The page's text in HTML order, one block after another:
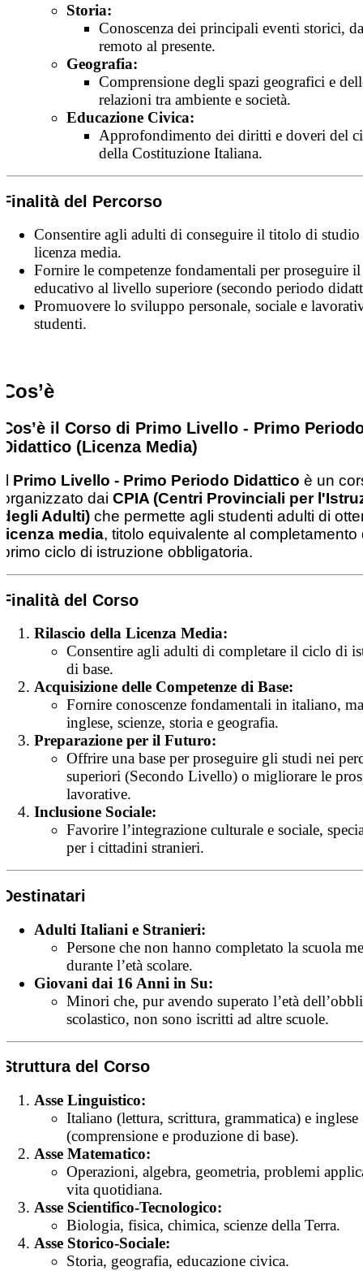
Storia:
Conoscenza dei principali eventi storici,
remoto al presente.
Geografia:
Comprensione degli spazi geografici e
relazioni tra ambiente e società.
Educazione Civica:
Approfondimento dei diritti e doveri del
della Costituzione Italiana.
Finalità del Percorso
Consentire agli adulti di conseguire il titolo di
licenza media.
Fornire le competenze fondamentali per proseguire
educativo al livello superiore (secondo periodo
Promuovere lo sviluppo personale, sociale e
studenti.
Cos’è
Cos’è il Corso di Primo Livello - Primo
Didattico (Licenza Media)
Il Primo Livello - Primo Periodo Didattico è un
organizzato dai CPIA (Centri Provinciali per
degli Adulti) che permette agli studenti adulti di
licenza media, titolo equivalente al completamento
primo ciclo di istruzione obbligatoria.
Finalità del Corso
Rilascio della Licenza Media:
Consentire agli adulti di completare il ciclo di
di base.
Acquisizione delle Competenze di Base:
Fornire conoscenze fondamentali in italiano,
inglese, scienze, storia e geografia.
Preparazione per il Futuro:
Offrire una base per proseguire gli studi nei
superiori (Secondo Livello) o migliorare le
lavorative.
Inclusione Sociale:
Favorire l’integrazione culturale e sociale,
per i cittadini stranieri.
Destinatari
Adulti Italiani e Stranieri:
Persone che non hanno completato la scuola
durante l’età scolare.
Giovani dai 16 Anni in Su:
Minori che, pur avendo superato l’età
scolastico, non sono iscritti ad altre scuole.
Struttura del Corso
Asse Linguistico:
Italiano (lettura, scrittura, grammatica) e inglese
(comprensione e produzione di base).
Asse Matematico:
Operazioni, algebra, geometria, problemi
vita quotidiana.
Asse Scientifico-Tecnologico:
Biologia, fisica, chimica, scienze della Terra.
Asse Storico-Sociale:
Storia, geografia, educazione civica.